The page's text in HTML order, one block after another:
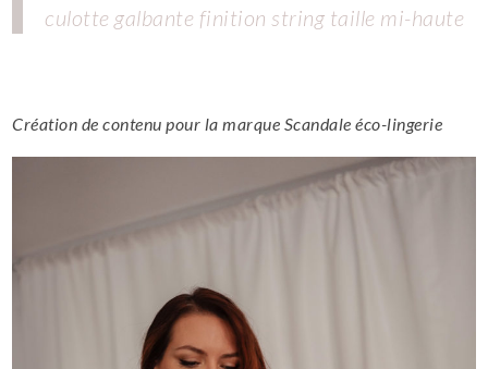
culotte galbante finition string taille mi-haute
Création de contenu pour la marque Scandale éco-lingerie